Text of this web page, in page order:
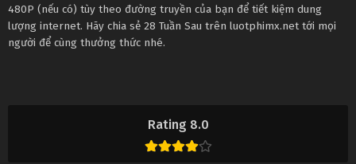
Rating 8.0
480P (nếu có) tùy theo đường truyền của bạn để tiết kiệm dung
lượng internet. Hãy chia sẻ 28 Tuần Sau trên luotphimx.net tới mọi
người để cùng thưởng thức nhé.